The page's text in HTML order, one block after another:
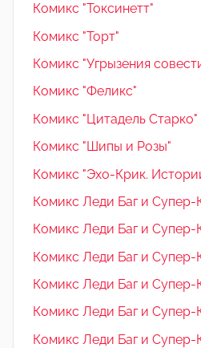
Комикс "Токсинетт"
Комикс "Торт"
Комикс "Угрызения
Комикс "Феликс"
Комикс "Цитадель Старко"
Комикс "Шипы и Розы"
Комикс "Эхо-Крик.
Комикс Леди Баг и Супер-
Комикс Леди Баг и Супер-
Комикс Леди Баг и Супер-
Комикс Леди Баг и Супер-
Комикс Леди Баг и Супер-
Комикс Леди Баг и